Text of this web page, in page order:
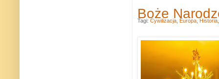
Boże
Tagi: Cywilizacja Europa Historia